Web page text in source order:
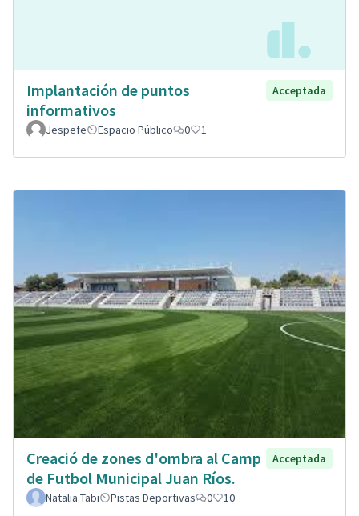
Implantación de puntos
informativos
Acceptada
Jespefe Espacio Público 0 1
Creació de zones d'ombra al Camp
de Futbol Municipal Juan Ríos.
Acceptada
Natalia Tabi Pistas Deportivas 0 10